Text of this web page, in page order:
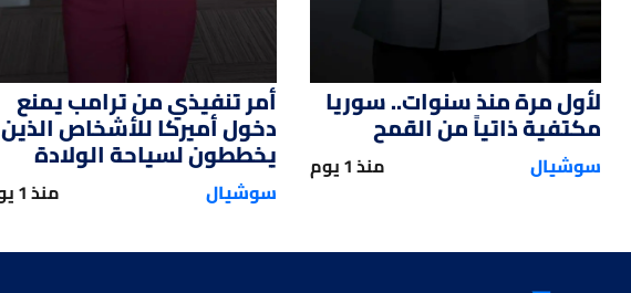
لأول مرة منذ سنوات.. سوريا
مكتفية ذاتياً من القمح
سوشيال منذ 1 يوم
أمر تنفيذي من ترامب يمنع
دخول أميركا للأشخاص الذين
يخططون لسياحة الولادة
سوشيال منذ 1 يوم